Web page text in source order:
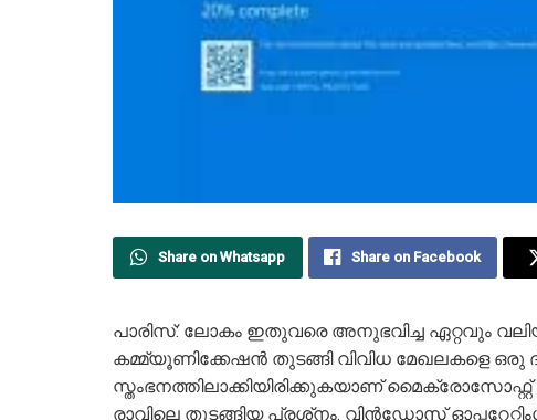
Share on Whatsapp Share on Facebook
പാരിസ്: ലോകം ഇതുവരെ അനുഭവിച്ച ഏറ്റവും
കമ്മ്യൂണിക്കേഷന്‍ തുടങ്ങി വിവിധ മേഖലകളെ ഒരു
സ്തംഭനത്തിലാക്കിയിരിക്കുകയാണ്
രാവിലെ തുടങ്ങിയ പ്രശ്‌നം. വിന്‍ഡോസ്